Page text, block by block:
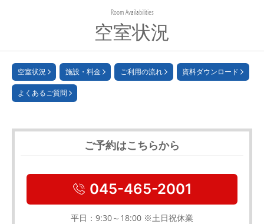
空室状況
Room Availabilities
空室状況 施設・料金 ご利用の流れ 資料ダウンロード
よくあるご質問
ご予約はこちらから
045-465-2001
平日：9:30～18:00 ※土日祝休業